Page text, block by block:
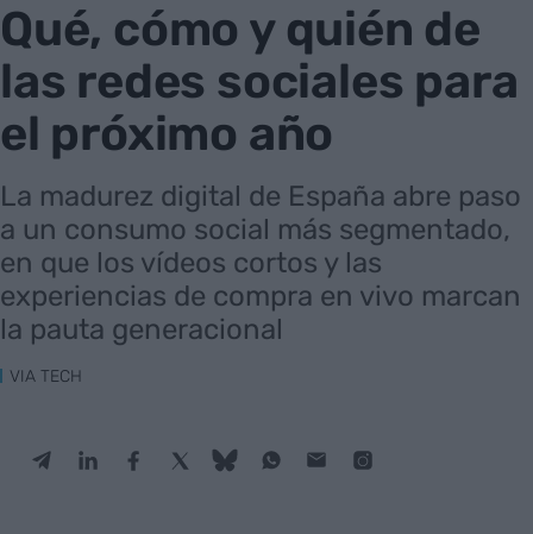
Qué, cómo y quién de
las redes sociales para
el próximo año
La madurez digital de España abre paso
a un consumo social más segmentado,
en que los vídeos cortos y las
experiencias de compra en vivo marcan
la pauta generacional
VIA TECH